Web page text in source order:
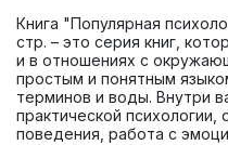
Книга "Популярная
стр. – это серия книг,
и в отношениях с
простым и понятным
терминов и воды. Внутри
практической
поведения, работа с